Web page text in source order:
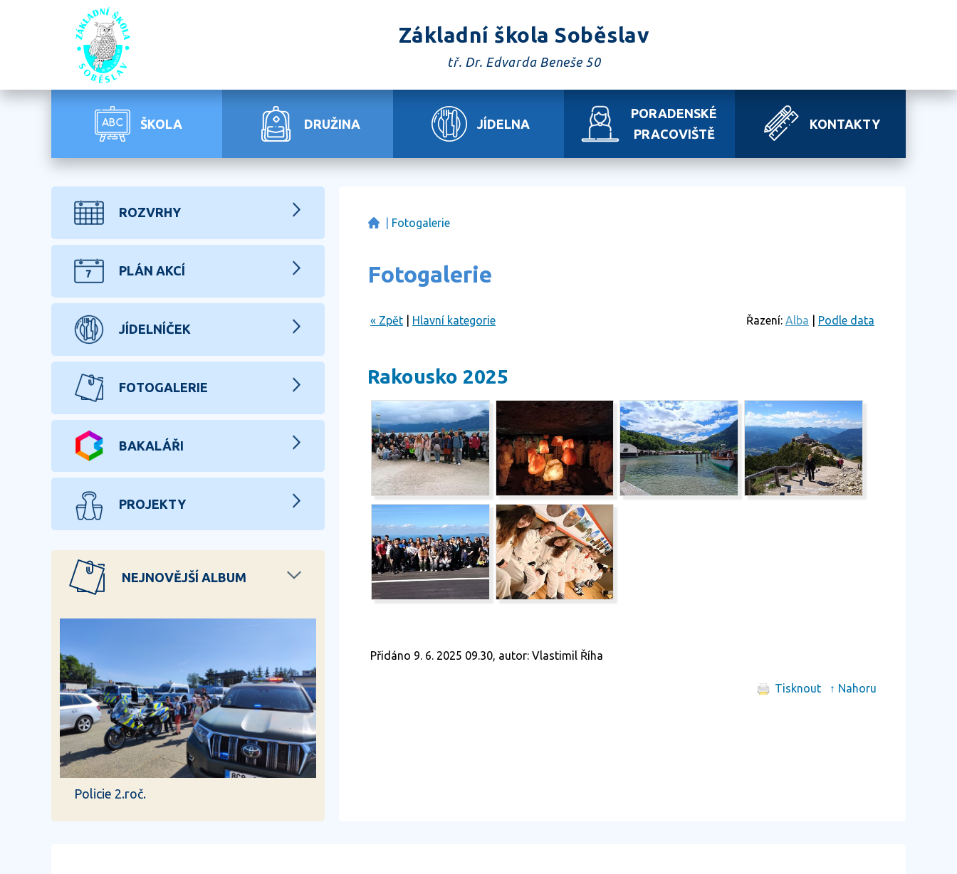
Základní škola Soběslav
tř. Dr. Edvarda Beneše 50
ŠKOLA DRUŽINA JÍDELNA
PORADENSKÉ
PRACOVIŠTĚ
KONTAKTY
Fotogalerie
Fotogalerie
Řazení: Alba Podle data
« Zpět Hlavní kategorie
Rakousko 2025
Přidáno 9. 6. 2025 09.30, autor: Vlastimil Říha
Tisknout ↑ Nahoru
ROZVRHY
PLÁN AKCÍ
JÍDELNÍČEK
FOTOGALERIE
BAKALÁŘI
PROJEKTY
NEJNOVĚJŠÍ ALBUM
Policie 2.roč.